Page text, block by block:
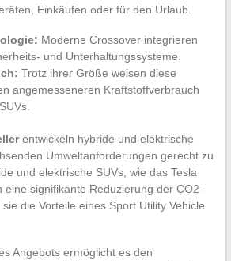
Einkäufen oder für den Urlaub.
Moderne Crossover integrieren
und Unterhaltungssysteme.
Trotz ihrer Größe weisen diese
angemesseneren Kraftstoffverbrauch
entwickeln hybride und elektrische
Umweltanforderungen gerecht zu
und elektrische SUVs, wie das Tesla
eine signifikante Reduzierung der CO2-
die Vorteile eines Sport Utility Vehicle
Angebots ermöglicht es den